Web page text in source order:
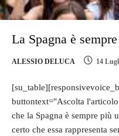
La Spagna è
ALESSIO DELUCA 14
buttontext="Ascolta
che la Spagna è sempre più
certo che essa rappresenta